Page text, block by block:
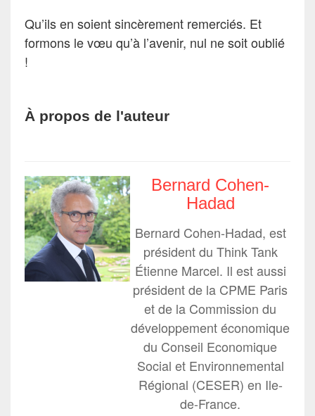
Qu’ils en soient sincèrement remerciés. Et
formons le vœu qu’à l’avenir, nul ne soit oublié
!
À propos de l'auteur
Bernard Cohen-
Hadad
Bernard Cohen-Hadad, est
président du Think Tank
Étienne Marcel. Il est aussi
président de la CPME Paris
et de la Commission du
développement économique
du Conseil Economique
Social et Environnemental
Régional (CESER) en Ile-
de-France.